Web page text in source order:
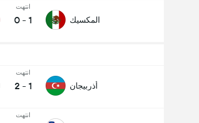
المكسيك
انتهت
1
-
0
أذربيجان
انتهت
1
-
2
انتهت